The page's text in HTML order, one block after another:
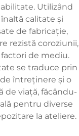
Utilizând
calitate și
de fabricație,
rezistă coroziunii,
de mediu.
se traduce prin
întreținere și o
de viață, făcându-
pentru diverse
la ateliere.